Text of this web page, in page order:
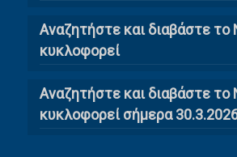
Αναζητήστε και διαβάστε
κυκλοφορεί
Αναζητήστε και διαβάστε
κυκλοφορεί σήμερα